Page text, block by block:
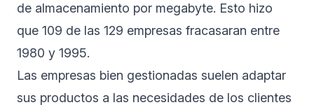
de almacenamiento por megabyte. Esto hizo
que 109 de las 129 empresas fracasaran entre
1980 y 1995.
Las empresas bien gestionadas suelen adaptar
sus productos a las necesidades de los clientes